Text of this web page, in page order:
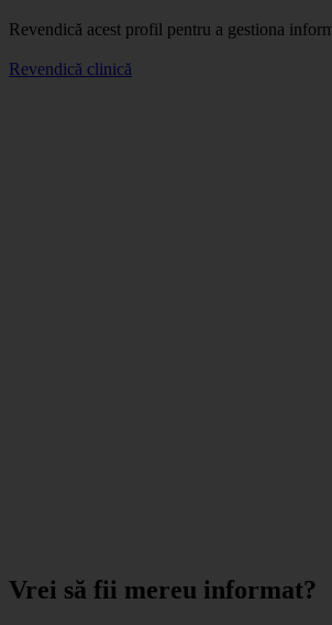
Revendică acest profil pentru a gestiona
Revendică clinică
Vrei să fii mereu informat?